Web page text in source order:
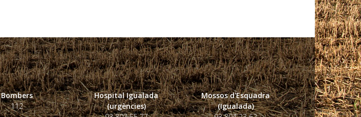
Bombers
112
Hospital Igualada
(urgències)
Mossos d'Esquadra
(Igualada)